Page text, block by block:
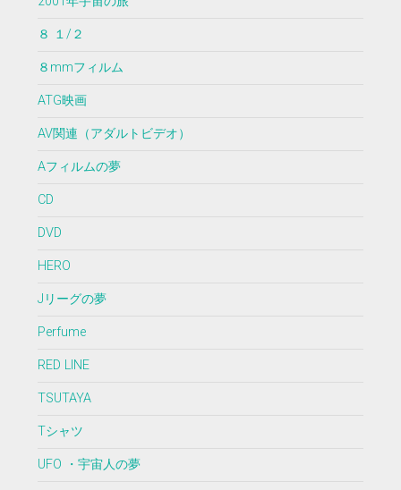
８ １/２
８mmフィルム
ATG映画
AV関連（アダルトビデオ）
Aフィルムの夢
CD
DVD
HERO
Jリーグの夢
Perfume
RED LINE
TSUTAYA
Tシャツ
UFO ・宇宙人の夢